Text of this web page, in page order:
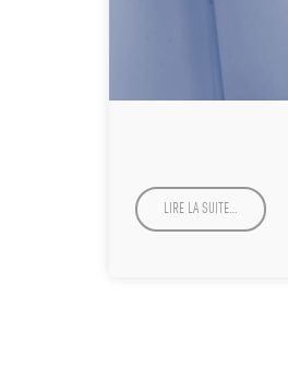
LIRE LA SUITE…